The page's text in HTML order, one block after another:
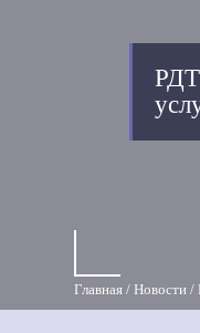
Главная Новости